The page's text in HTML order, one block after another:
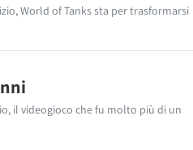
World of Tanks sta per trasformarsi
il videogioco che fu molto più di un